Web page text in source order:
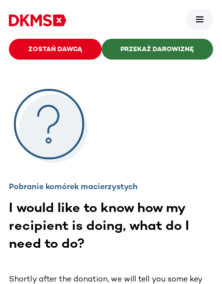
ZOSTAŃ DAWCĄ PRZEKAŻ DAROWIZNĘ
Pobranie komórek macierzystych
I would like to know how my
recipient is doing, what do I
need to do?
Shortly after the donation, we will tell you some key